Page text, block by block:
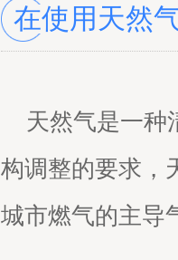
在使用天然
天然气是一种
构调整的要求，
城市燃气的主导